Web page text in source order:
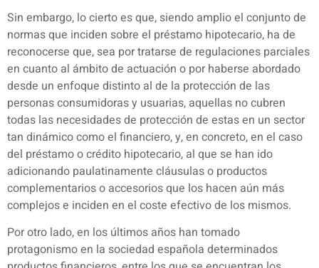
Sin embargo, lo cierto es que, siendo amplio el conjunto de
normas que inciden sobre el préstamo hipotecario, ha de
reconocerse que, sea por tratarse de regulaciones parciales
en cuanto al ámbito de actuación o por haberse abordado
desde un enfoque distinto al de la protección de las
personas consumidoras y usuarias, aquellas no cubren
todas las necesidades de protección de estas en un sector
tan dinámico como el financiero, y, en concreto, en el caso
del préstamo o crédito hipotecario, al que se han ido
adicionando paulatinamente cláusulas o productos
complementarios o accesorios que los hacen aún más
complejos e inciden en el coste efectivo de los mismos.
Por otro lado, en los últimos años han tomado
protagonismo en la sociedad española determinados